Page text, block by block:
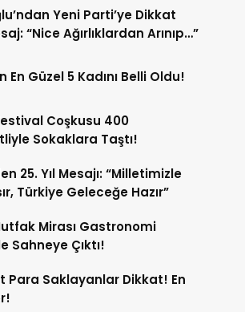
Yeni Parti’ye Dikkat
“Nice Ağırlıklardan Arınıp…”
En Güzel 5 Kadını Belli Oldu!
Coşkusu 400
Sokaklara Taştı!
25. Yıl Mesajı: “Milletimizle
Türkiye Geleceğe Hazır”
Mirası Gastronomi
Sahneye Çıktı!
Para Saklayanlar Dikkat! En